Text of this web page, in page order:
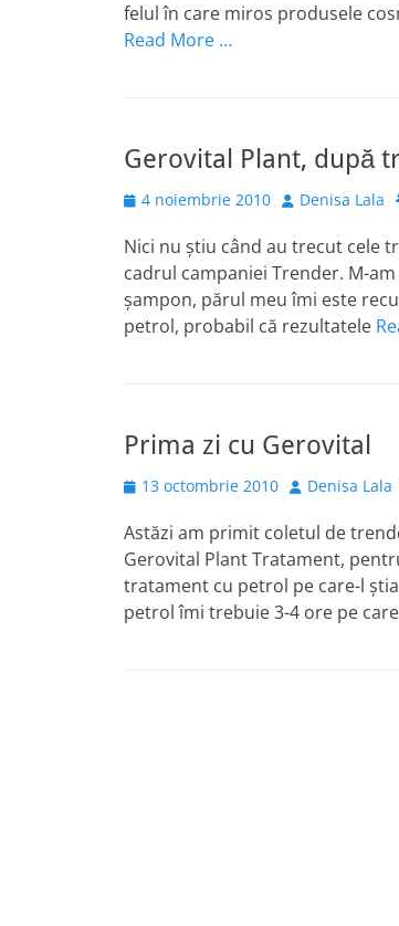
felul în care miros produsele
Read More …
Gerovital Plant, după
Posted
4 noiembrie 2010 Author
Denisa Lala
Nici nu știu când au trecut cele
cadrul campaniei Trender. M-
șampon, părul meu îmi este
petrol, probabil că rezultatele
Prima zi cu Gerovital
Posted
13 octombrie 2010 Author
Denisa Lala
Astăzi am primit coletul de
Gerovital Plant Tratament,
tratament cu petrol pe care-l
petrol îmi trebuie 3-4 ore pe